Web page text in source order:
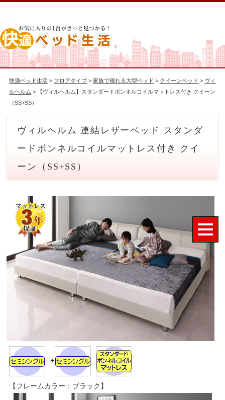
快適ベッド生活 > フロアタイプ >家族で寝れる大型ベッド > クイーンベッド > ヴィ
ルヘルム > 【ヴィルヘルム】スタンダードボンネルコイルマットレス付き クイーン
（SS+SS）
ヴィルヘルム 連結レザーベッド スタンダ
ードボンネルコイルマットレス付き クイ
ーン（SS+SS）
+
【フレームカラー：ブラック】